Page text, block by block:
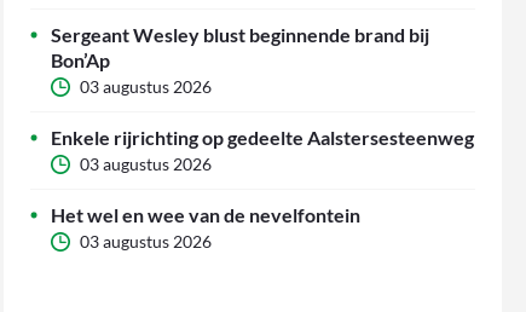
Sergeant Wesley blust beginnende brand bij
Bon’Ap
03 augustus 2026
Enkele rijrichting op gedeelte Aalstersesteenweg
03 augustus 2026
Het wel en wee van de nevelfontein
03 augustus 2026